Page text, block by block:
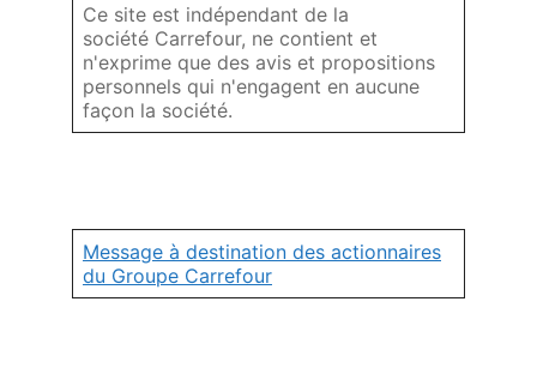
Ce site est indépendant de la
société Carrefour, ne contient et
n'exprime que des avis et propositions
personnels qui n'engagent en aucune
façon la société.
Message à destination des actionnaires
du Groupe Carrefour